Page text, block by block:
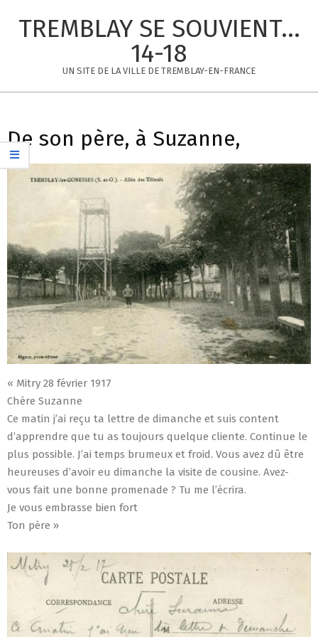
TREMBLAY SE SOUVIENT...
14-18
UN SITE DE LA VILLE DE TREMBLAY-EN-FRANCE
Menu
De son père, à Suzanne,
« Mitry 28 février 1917
Chère Suzanne
Ce matin j’ai reçu ta lettre de dimanche et suis content
d’apprendre que tu as toujours quelque cliente. Continue le
plus possible. J’ai temps brumeux et froid. Vous avez dû être
heureuses d’avoir eu dimanche la visite de cousine. Avez-
vous fait une bonne promenade ? Tu me l’écrira.
Je vous embrasse bien fort
Ton père »